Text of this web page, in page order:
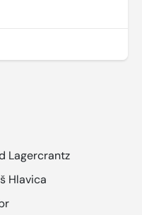
Lagercrantz
Hlavica